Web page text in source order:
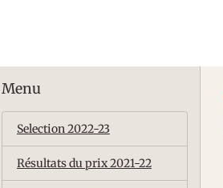
Menu
Selection 2022-23
Résultats du prix 2021-22